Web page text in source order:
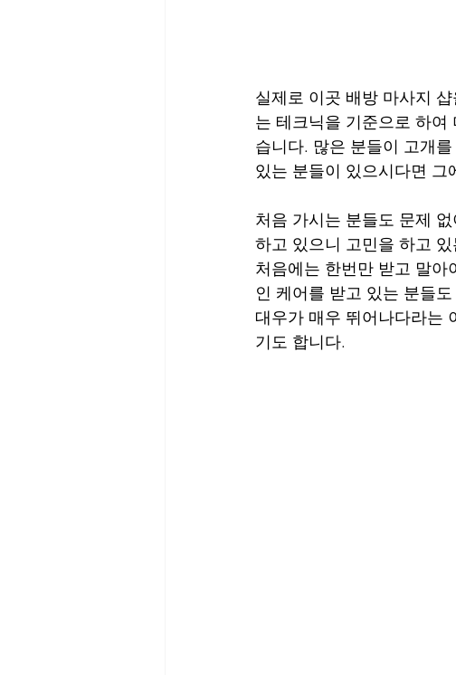
실제로 이곳 배방 마사지
는 테크닉을 기준으로 하여
습니다. 많은 분들이 고개
있는 분들이 있으시다면 그
처음 가시는 분들도 문제
하고 있으니 고민을 하고
처음에는 한번만 받고 말아
인 케어를 받고 있는 분들
대우가 매우 뛰어나다라는
기도 합니다.